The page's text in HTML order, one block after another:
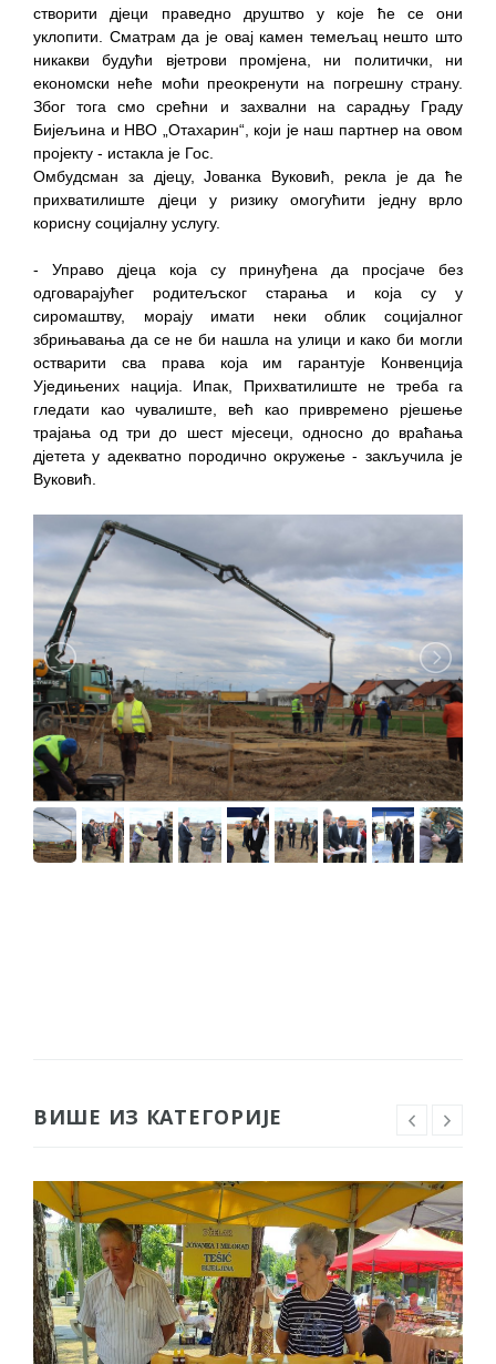
створити дјеци праведно друштво у које ће се они
уклопити. Сматрам да је овај камен темељац нешто што
никакви будући вјетрови промјена, ни политички, ни
економски неће моћи преокренути на погрешну страну.
Због тога смо срећни и захвални на сарадњу Граду
Бијељина и НВО „Отахарин“, који је наш партнер на овом
пројекту - истакла је Гос.
Омбудсман за дјецу, Јованка Вуковић, рекла је да ће
прихватилиште дјеци у ризику омогућити једну врло
корисну социјалну услугу.
- Управо дјеца која су принуђена да просјаче без
одговарајућег родитељског старања и која су у
сиромаштву, морају имати неки облик социјалног
збрињавања да се не би нашла на улици и како би могли
остварити сва права која им гарантује Конвенција
Уједињених нација. Ипак, Прихватилиште не треба га
гледати као чувалиште, већ као привремено рјешење
трајања од три до шест мјесеци, односно до враћања
дјетета у адекватно породично окружење - закључила је
Вуковић.
ВИШЕ ИЗ КАТЕГОРИЈЕ